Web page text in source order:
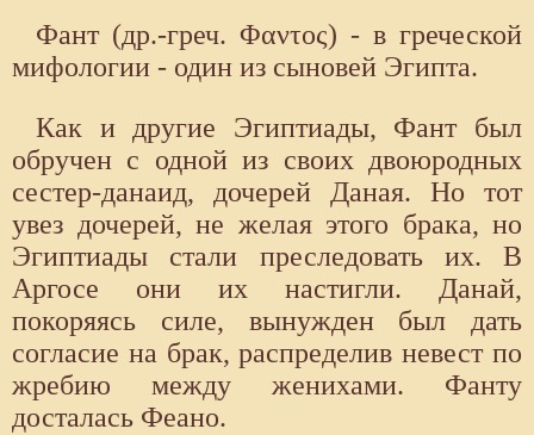
Фант (др.-греч. Φαντος) - в греческой
мифологии - один из сыновей Эгипта.
Как и другие Эгиптиады, Фант был
обручен с одной из своих двоюродных
сестер-данаид, дочерей Даная. Но тот
увез дочерей, не желая этого брака, но
Эгиптиады стали преследовать их. В
Аргосе они их настигли. Данай,
покоряясь силе, вынужден был дать
согласие на брак, распределив невест по
жребию между женихами. Фанту
досталась Феано.